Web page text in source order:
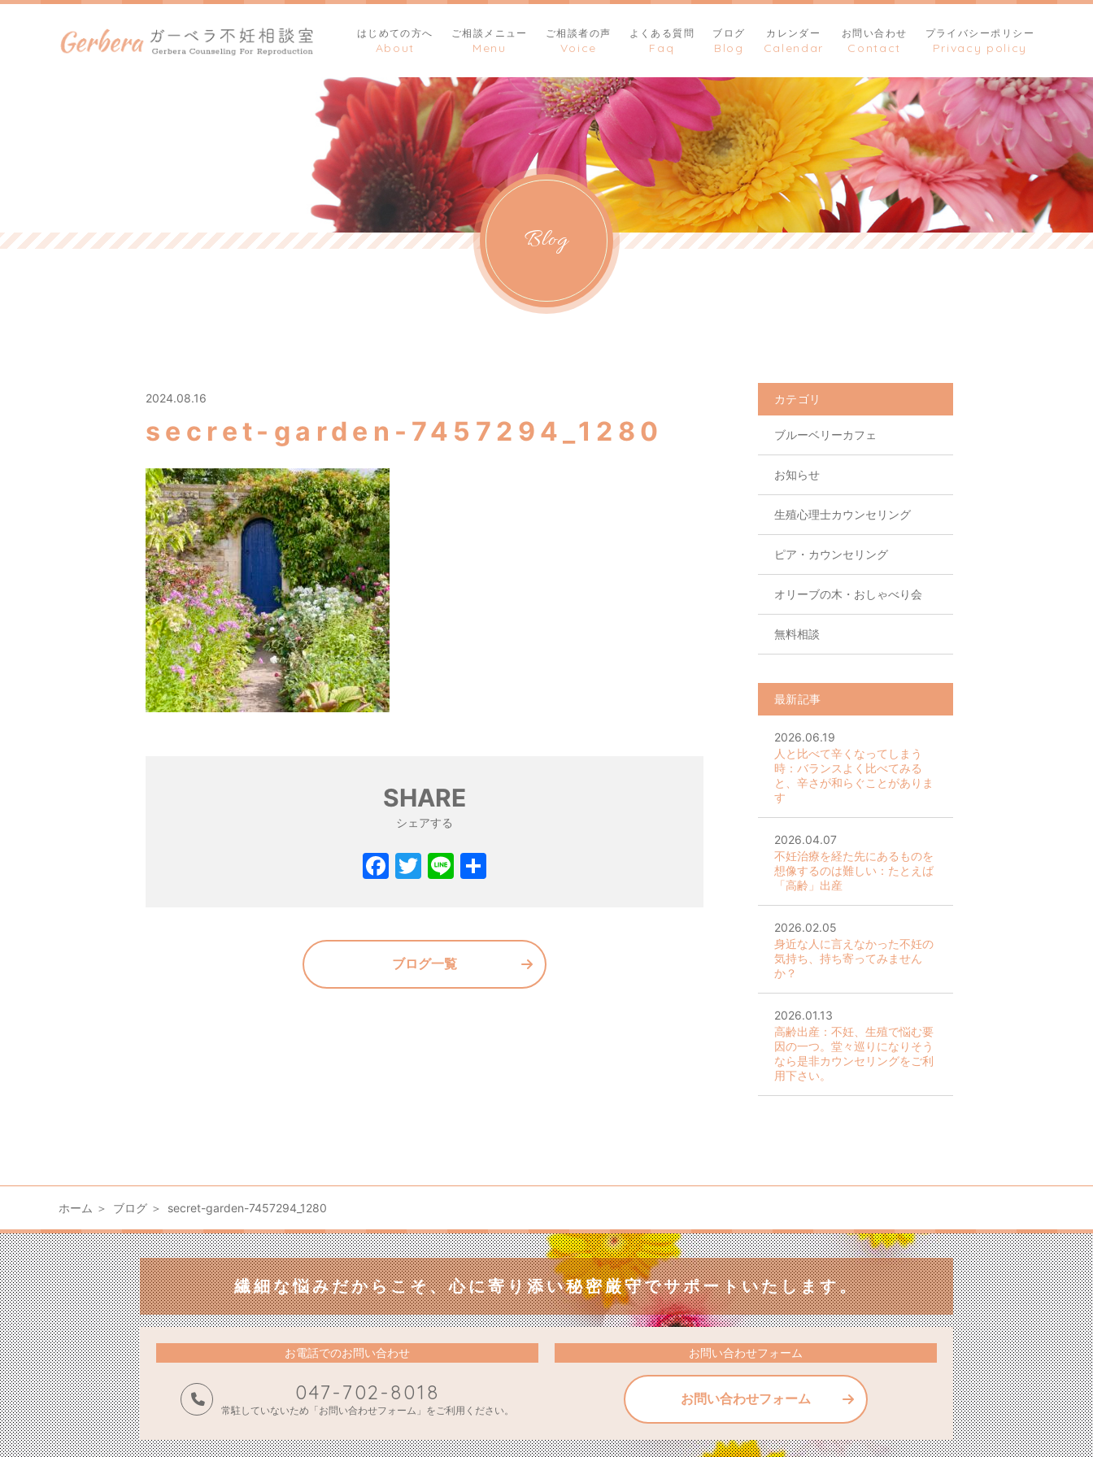
はじめての方へ ご相談メニュー ご相談者の声 よくある質問 ブログ カレンダー お問い合わせ プライバシーポリシー
Blog
2024.08.16
secret-garden-7457294_1280
SHARE
シェアする
F
e
b
o
T
er
Li
ブログ一覧
カテゴリ
ブルーベリーカフェ
お知らせ
生殖心理士カウンセリング
ピア・カウンセリング
オリーブの木・おしゃべり会
無料相談
最新記事
2026.06.19
人と比べて辛くなってしまう
時：バランスよく比べてみる
と、辛さが和らぐことがありま
す
2026.04.07
不妊治療を経た先にあるものを
想像するのは難しい：たとえば
「高齢」出産
2026.02.05
身近な人に言えなかった不妊の
気持ち、持ち寄ってみません
か？
2026.01.13
高齢出産：不妊、生殖で悩む要
因の一つ。堂々巡りになりそう
なら是非カウンセリングをご利
用下さい。
ホーム ブログ secret-garden-7457294_1280
繊細な悩みだからこそ、心に寄り添い秘密厳守でサポートいたします。
お電話でのお問い合わせ
047-702-8018
常駐していないため「お問い合わせフォーム」をご利用ください。
お問い合わせフォーム
お問い合わせフォーム